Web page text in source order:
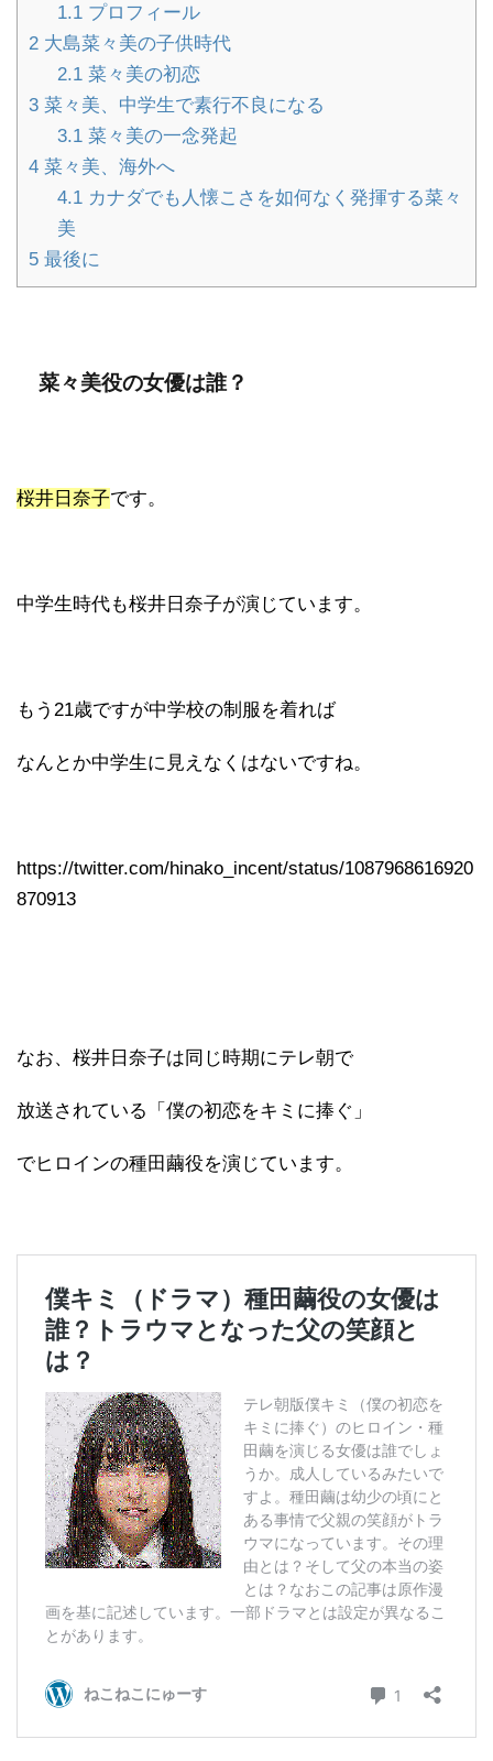
1.1プロフィール
2 大島菜々美の子供時代
2.1菜々美の初恋
3 菜々美、中学生で素行不良になる
3.1菜々美の一念発起
4 菜々美、海外へ
4.1カナダでも人懐こさを如何なく発揮する菜々
美
5 最後に
菜々美役の女優は誰？
桜井日奈子です。
中学生時代も桜井日奈子が演じています。
もう21歳ですが中学校の制服を着れば
なんとか中学生に見えなくはないですね。
https://twitter.com/hinako_incent/status/1087968616920
870913
なお、桜井日奈子は同じ時期にテレ朝で
放送されている「僕の初恋をキミに捧ぐ」
でヒロインの種田繭役を演じています。